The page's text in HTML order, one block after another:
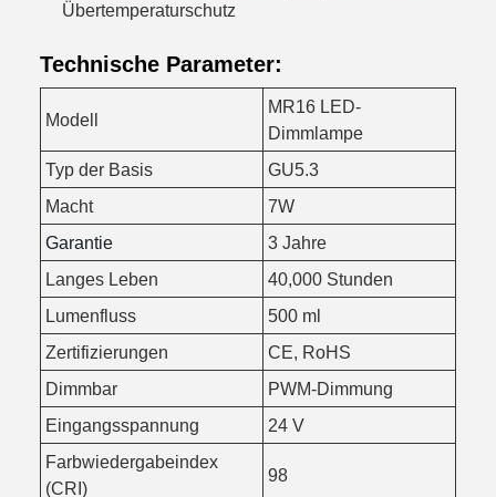
Übertemperaturschutz
Technische Parameter:
Modell
MR16 LED-
Dimmlampe
Typ der Basis
GU5.3
Macht
7W
Garantie
3 Jahre
Langes Leben
40,000 Stunden
Lumenfluss
500 ml
Zertifizierungen
CE, RoHS
Dimmbar
PWM-Dimmung
Eingangsspannung
24 V
Farbwiedergabeindex
(CRI)
98